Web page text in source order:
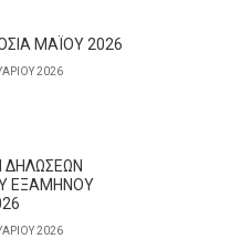
ΜΑΪΟΥ 2026
2026
ΔΗΛΩΣΕΩΝ
ΕΞΑΜΗΝΟΥ
2026